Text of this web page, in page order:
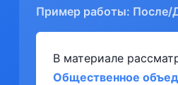
Пример работы: После/
В материале
Общественное